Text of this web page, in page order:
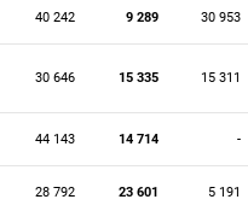
40 242 9 289 30 953
30 646 15 335 15 311
44 143 14 714 -
28 792 23 601 5 191